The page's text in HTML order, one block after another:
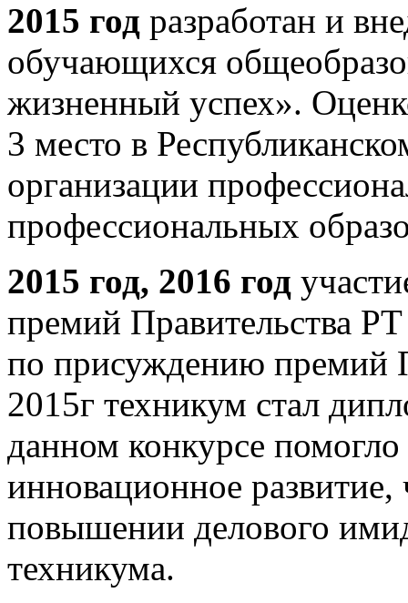
2015 год разработан и
обучающихся
жизненный успех».
3 место в
организации
профессиональных
2015 год, 2016 год
премий Правительства
по присуждению премий
2015г техникум стал
данном конкурсе помогло
инновационное развитие,
повышении делового
техникума.